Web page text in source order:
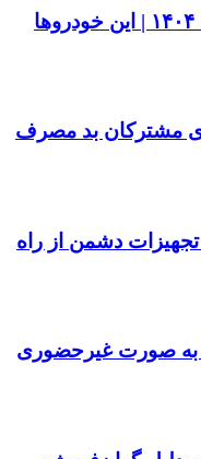
قیمت خودرو امروز ۲۳ مرداد ۱۴۰۴ | این خودروها
آب برای مشترکان بد مصرف
دشمن از راه
امکان خرید ارز اربعین ۱۴۰۴ به صورت غیرحضوری